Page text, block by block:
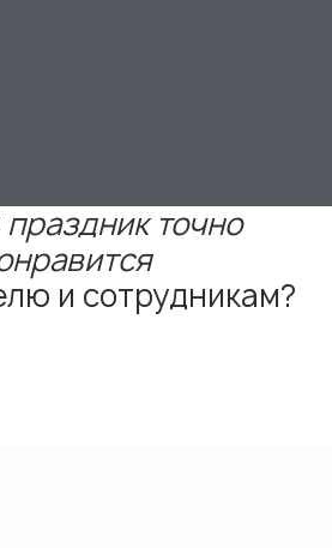
праздникточно
и сотрудникам?